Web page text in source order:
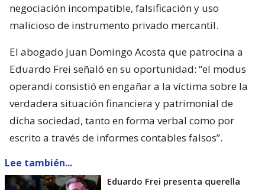
negociación incompatible, falsificación y uso
malicioso de instrumento privado mercantil.
El abogado Juan Domingo Acosta que patrocina a
Eduardo Frei señaló en su oportunidad: “el modus
operandi consistió en engañar a la víctima sobre la
verdadera situación financiera y patrimonial de
dicha sociedad, tanto en forma verbal como por
escrito a través de informes contables falsos”.
Lee también...
Eduardo Frei presenta querella